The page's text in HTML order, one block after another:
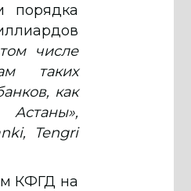
порядка
числе
таких
как
Tengri
КФГД на